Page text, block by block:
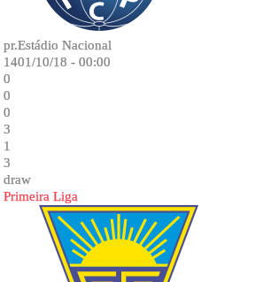
pr.Estádio Nacional
1401/10/18 - 00:00
0
0
0
3
1
3
draw
Primeira Liga